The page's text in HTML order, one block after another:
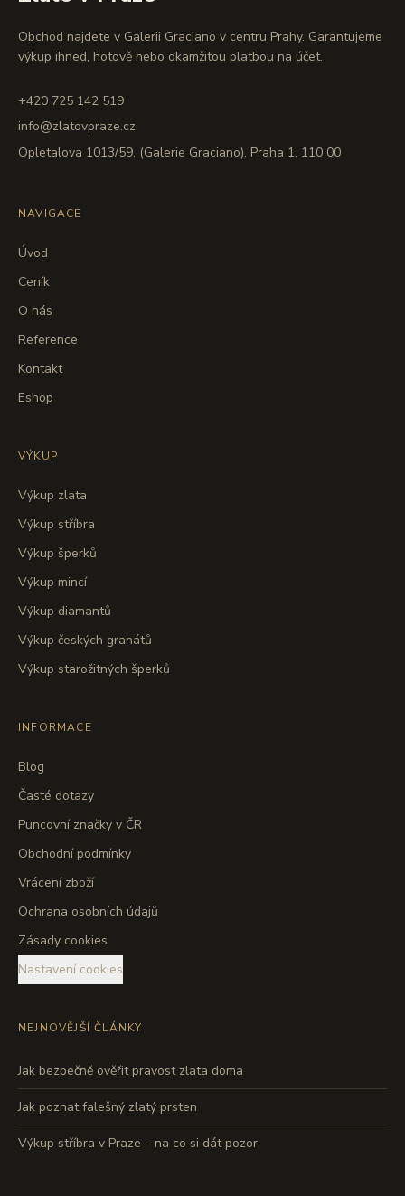
Obchod najdete v Galerii Graciano v centru Prahy. Garantujeme
výkup ihned, hotově nebo okamžitou platbou na účet.
+420 725 142 519
info@zlatovpraze.cz
Opletalova 1013/59, (Galerie Graciano), Praha 1, 110 00
NAVIGACE
Úvod
Ceník
O nás
Reference
Kontakt
Eshop
VÝKUP
Výkup zlata
Výkup stříbra
Výkup šperků
Výkup mincí
Výkup diamantů
Výkup českých granátů
Výkup starožitných šperků
INFORMACE
Blog
Časté dotazy
Puncovní značky v ČR
Obchodní podmínky
Vrácení zboží
Ochrana osobních údajů
Zásady cookies
Nastavení cookies
NEJNOVĚJŠÍ ČLÁNKY
Jak bezpečně ověřit pravost zlata doma
Jak poznat falešný zlatý prsten
Výkup stříbra v Praze – na co si dát pozor